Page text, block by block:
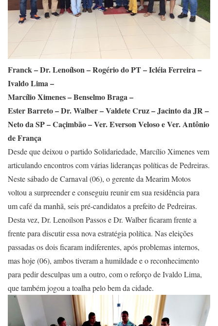
Franck – Dr. Lenoílson – Rogério do PT – Icléia Ferreira –
Ivaldo Lima –
Marcílio Ximenes – Benselmo Braga –
Ester Barreto – Dr. Walber – Valdete Cruz – Jacinto da JR –
Neto da SP – Caçimbão – Ver. Everson Veloso e Ver. Antônio
de França
Desde que deixou o partido Solidariedade, Marcílio Ximenes vem
articulando encontros com várias lideranças políticas de Pedreiras.
Neste sábado de Carnaval (06), o gerente da Mearim Motos
voltou a surpreender e conseguiu reunir em sua residência para
um café da manhã, seis pré-candidatos a prefeito de Pedreiras.
Desta vez, Dr. Lenoílson Passos e Dr. Walber ficaram frente a
frente para discutir essa nova estratégia política. Nas eleições
passadas os dois ficaram indiferentes, após problemas internos,
mas hoje (06), ambos tiveram a humildade e o reconhecimento
para pedir desculpas um a outro, com o reforço de Ivaldo Lima,
que também jogou a toalha pelo bem da cidade.